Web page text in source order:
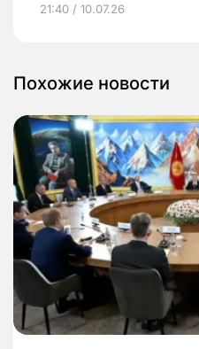
21:40 / 10.07.26
Похожие новости